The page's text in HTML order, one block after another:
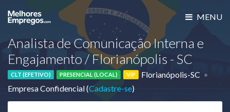
MENU
Analista de Comunicação Interna e
Engajamento / Florianópolis - SC
CLT (EFETIVO) PRESENCIAL (LOCAL) VIP
Florianópolis-SC
Empresa Confidencial (Cadastre-se)